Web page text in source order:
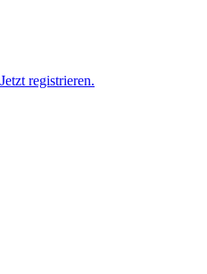
registrieren.